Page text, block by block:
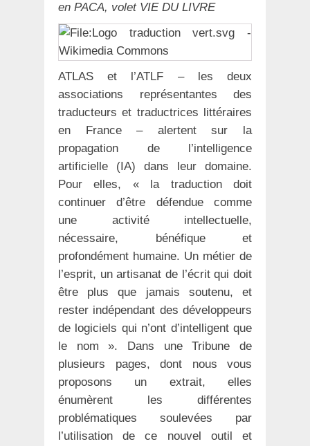
en PACA, volet VIE DU LIVRE
ATLAS et l’ATLF – les deux
associations représentantes des
traducteurs et traductrices littéraires
en France – alertent sur la
propagation de l’intelligence
artificielle (IA) dans leur domaine.
Pour elles, « la traduction doit
continuer d’être défendue comme
une activité intellectuelle,
nécessaire, bénéfique et
profondément humaine. Un métier de
l’esprit, un artisanat de l’écrit qui doit
être plus que jamais soutenu, et
rester indépendant des développeurs
de logiciels qui n’ont d’intelligent que
le nom ». Dans une Tribune de
plusieurs pages, dont nous vous
proposons un extrait, elles
énumèrent les différentes
problématiques soulevées par
l’utilisation de ce nouvel outil et